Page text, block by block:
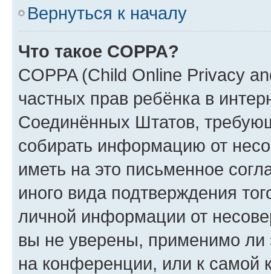
Вернуться к началу
Что такое COPPA?
COPPA (Child Online Privacy
частных прав ребёнка в
Соединённых Штатов,
собирать информацию от
иметь на это письменное
иного вида подтверждения
личной информации от
вы не уверены, применимо ли
на конференции, или к самой